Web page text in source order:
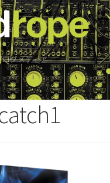
グメディア